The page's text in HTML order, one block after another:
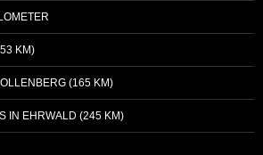
KM)
(165 KM)
IN EHRWALD (245 KM)